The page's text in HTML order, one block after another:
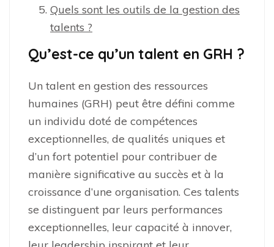
Quels sont les outils de la gestion des
talents ?
Qu’est-ce qu’un talent en GRH ?
Un talent en gestion des ressources
humaines (GRH) peut être défini comme
un individu doté de compétences
exceptionnelles, de qualités uniques et
d’un fort potentiel pour contribuer de
manière significative au succès et à la
croissance d’une organisation. Ces talents
se distinguent par leurs performances
exceptionnelles, leur capacité à innover,